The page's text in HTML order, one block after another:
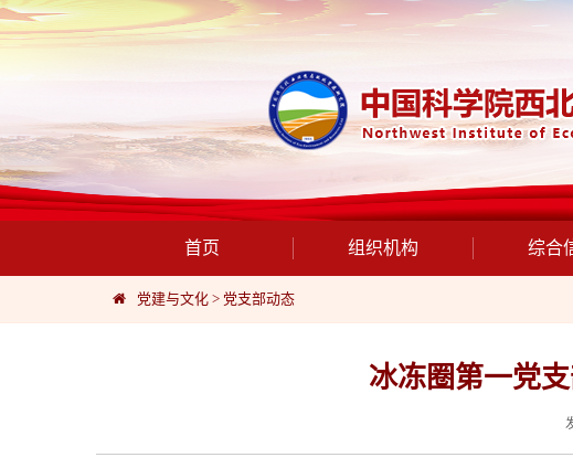
首页 组织机构 综合
党建与文化 > 党支部动态
冰冻圈第一党